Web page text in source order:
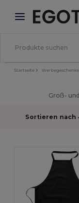
× Egotier
Bessere
Startseite Werbegeschenke
Groß-
Sortieren nach